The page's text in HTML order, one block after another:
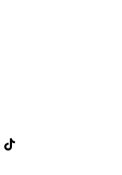
TikTok